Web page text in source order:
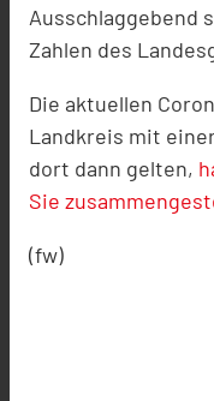
Ausschlaggebend
Zahlen des
Die aktuellen
Landkreis mit
dort dann gelten,
Sie
(fw)